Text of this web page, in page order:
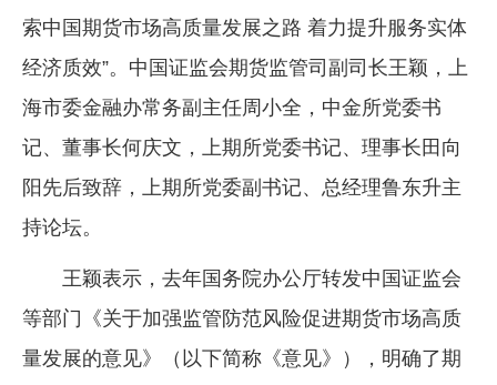
索中国期货市场高质量发展之路 着力提升服务实体
经济质效”。中国证监会期货监管司副司长王颖，上
海市委金融办常务副主任周小全，中金所党委书
记、董事长何庆文，上期所党委书记、理事长田向
阳先后致辞，上期所党委副书记、总经理鲁东升主
持论坛。
王颖表示，去年国务院办公厅转发中国证监会
等部门《关于加强监管防范风险促进期货市场高质
量发展的意见》（以下简称《意见》），明确了期